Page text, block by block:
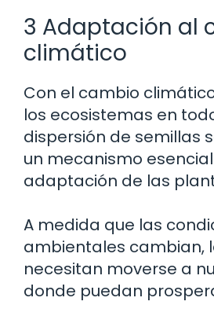
3 Adaptación al
climático
Con el cambio
los ecosistemas en
dispersión de semillas
un mecanismo
adaptación de las
A medida que las
ambientales cambian,
necesitan moverse a
donde puedan